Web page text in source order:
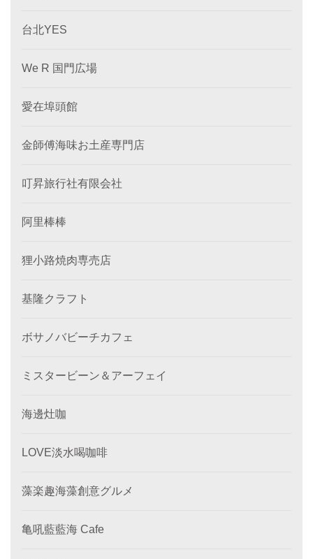
台北YES
We R 国門広場
愛在埠頭館
金師傅海味お土産専門店
叮昇旅行社有限会社
阿里棒棒
狸小路焼肉専売店
基隆クラフト
ボサノバビーチカフェ
ミスタービーン＆アーフェイ
海邊灶咖
LOVE淡水喝咖啡
藻楽趣海藻創意グルメ
亀吼藍藍海 Cafe